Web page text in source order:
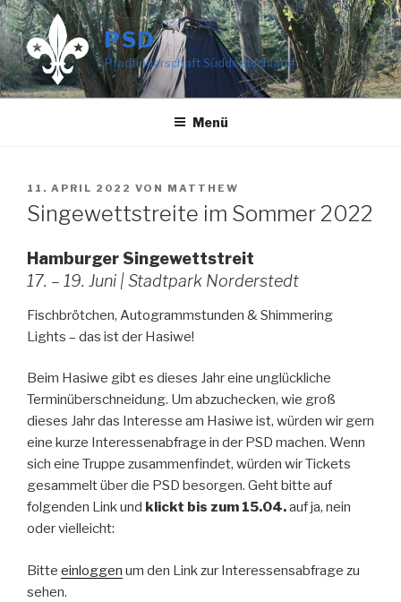
Zum
Inhalt
springen
PSD
Pfadfinderschaft Süddeutschland
Menü
VERÖFFENTLICHT
AM
11. APRIL 2022 VON MATTHEW
Singewettstreite im Sommer 2022
Hamburger Singewettstreit
17. – 19. Juni | Stadtpark Norderstedt
Fischbrötchen, Autogrammstunden & Shimmering
Lights – das ist der Hasiwe!
Beim Hasiwe gibt es dieses Jahr eine unglückliche
Terminüberschneidung. Um abzuchecken, wie groß
dieses Jahr das Interesse am Hasiwe ist, würden wir gern
eine kurze Interessenabfrage in der PSD machen. Wenn
sich eine Truppe zusammenfindet, würden wir Tickets
gesammelt über die PSD besorgen. Geht bitte auf
folgenden Link und klickt bis zum 15.04.auf ja, nein
oder vielleicht:
Bitte einloggen um den Link zur Interessensabfrage zu
sehen.